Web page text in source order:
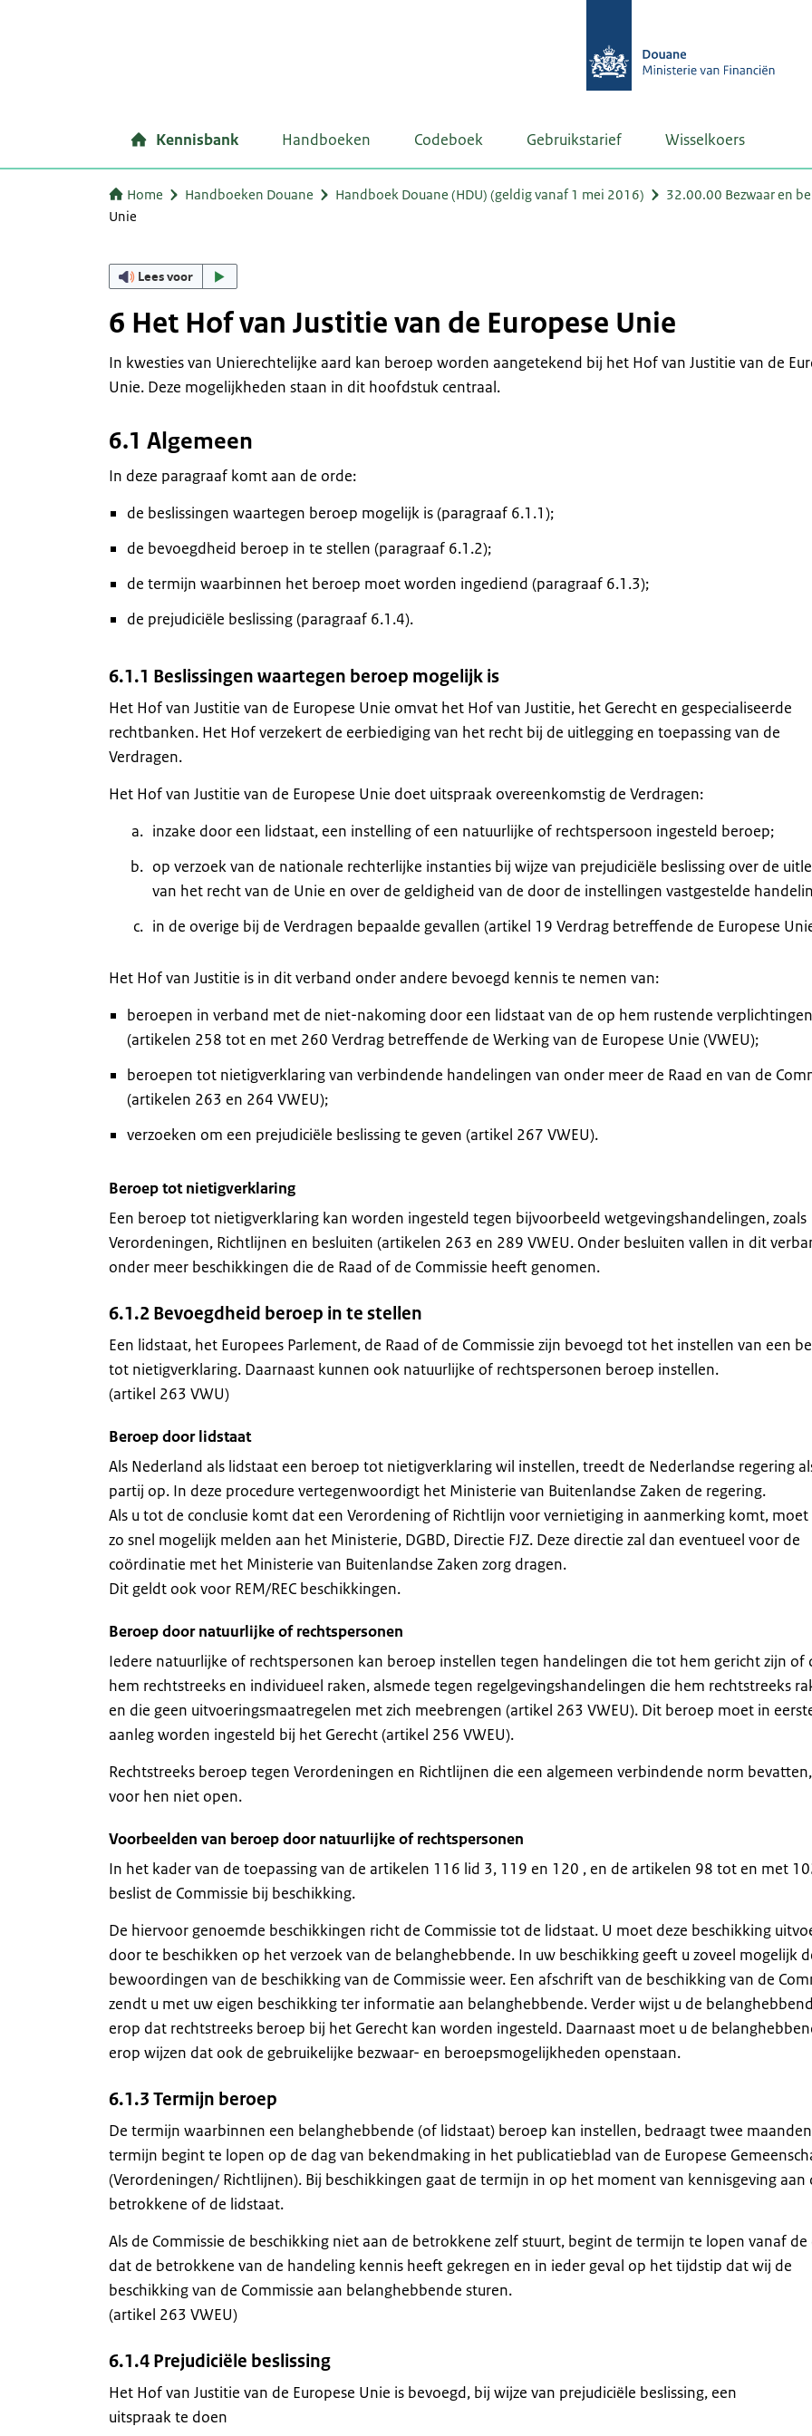
Kennisbank Handboeken Codeboek Gebruikstarief Wisselkoers
Home Handboeken Douane Handboek Douane (HDU) (geldig vanaf 1 mei 2016) 32.00.00 Bezwaar en
Unie
Lees voor
6 Het Hof van Justitie van de Europese Unie
In kwesties van Unierechtelijke aard kan beroep worden aangetekend bij het Hof van Justitie van de
Unie. Deze mogelijkheden staan in dit hoofdstuk centraal.
6.1 Algemeen
In deze paragraaf komt aan de orde:
de beslissingen waartegen beroep mogelijk is (paragraaf 6.1.1);
de bevoegdheid beroep in te stellen (paragraaf 6.1.2);
de termijn waarbinnen het beroep moet worden ingediend (paragraaf 6.1.3);
de prejudiciële beslissing (paragraaf 6.1.4).
6.1.1 Beslissingen waartegen beroep mogelijk is
Het Hof van Justitie van de Europese Unie omvat het Hof van Justitie, het Gerecht en gespecialiseerde
rechtbanken. Het Hof verzekert de eerbiediging van het recht bij de uitlegging en toepassing van de
Verdragen.
Het Hof van Justitie van de Europese Unie doet uitspraak overeenkomstig de Verdragen:
inzake door een lidstaat, een instelling of een natuurlijke of rechtspersoon ingesteld beroep;
op verzoek van de nationale rechterlijke instanties bij wijze van prejudiciële beslissing over de
van het recht van de Unie en over de geldigheid van de door de instellingen vastgestelde
in de overige bij de Verdragen bepaalde gevallen (artikel 19 Verdrag betreffende de Europese
Het Hof van Justitie is in dit verband onder andere bevoegd kennis te nemen van:
beroepen in verband met de niet-nakoming door een lidstaat van de op hem rustende verplichtingen
(artikelen 258 tot en met 260 Verdrag betreffende de Werking van de Europese Unie (VWEU);
beroepen tot nietigverklaring van verbindende handelingen van onder meer de Raad en van de
(artikelen 263 en 264 VWEU);
verzoeken om een prejudiciële beslissing te geven (artikel 267 VWEU).
Beroep tot nietigverklaring
Een beroep tot nietigverklaring kan worden ingesteld tegen bijvoorbeeld wetgevingshandelingen, zoals
Verordeningen, Richtlijnen en besluiten (artikelen 263 en 289 VWEU. Onder besluiten vallen in dit
onder meer beschikkingen die de Raad of de Commissie heeft genomen.
6.1.2 Bevoegdheid beroep in te stellen
Een lidstaat, het Europees Parlement, de Raad of de Commissie zijn bevoegd tot het instellen van een
tot nietigverklaring. Daarnaast kunnen ook natuurlijke of rechtspersonen beroep instellen.
(artikel 263 VWU)
Beroep door lidstaat
Als Nederland als lidstaat een beroep tot nietigverklaring wil instellen, treedt de Nederlandse regering
partij op. In deze procedure vertegenwoordigt het Ministerie van Buitenlandse Zaken de regering.
Als u tot de conclusie komt dat een Verordening of Richtlijn voor vernietiging in aanmerking komt,
zo snel mogelijk melden aan het Ministerie, DGBD, Directie FJZ. Deze directie zal dan eventueel voor de
coördinatie met het Ministerie van Buitenlandse Zaken zorg dragen.
Dit geldt ook voor REM/REC beschikkingen.
Beroep door natuurlijke of rechtspersonen
Iedere natuurlijke of rechtspersonen kan beroep instellen tegen handelingen die tot hem gericht zijn of
hem rechtstreeks en individueel raken, alsmede tegen regelgevingshandelingen die hem rechtstreeks
en die geen uitvoeringsmaatregelen met zich meebrengen (artikel 263 VWEU). Dit beroep moet in
aanleg worden ingesteld bij het Gerecht (artikel 256 VWEU).
Rechtstreeks beroep tegen Verordeningen en Richtlijnen die een algemeen verbindende norm
voor hen niet open.
Voorbeelden van beroep door natuurlijke of rechtspersonen
In het kader van de toepassing van de artikelen 116 lid 3, 119 en 120 , en de artikelen 98 tot en met
beslist de Commissie bij beschikking.
De hiervoor genoemde beschikkingen richt de Commissie tot de lidstaat. U moet deze beschikking
door te beschikken op het verzoek van de belanghebbende. In uw beschikking geeft u zoveel mogelijk
bewoordingen van de beschikking van de Commissie weer. Een afschrift van de beschikking van de
zendt u met uw eigen beschikking ter informatie aan belanghebbende. Verder wijst u de
erop dat rechtstreeks beroep bij het Gerecht kan worden ingesteld. Daarnaast moet u de
erop wijzen dat ook de gebruikelijke bezwaar- en beroepsmogelijkheden openstaan.
6.1.3 Termijn beroep
De termijn waarbinnen een belanghebbende (of lidstaat) beroep kan instellen, bedraagt twee
termijn begint te lopen op de dag van bekendmaking in het publicatieblad van de Europese
(Verordeningen/ Richtlijnen). Bij beschikkingen gaat de termijn in op het moment van kennisgeving aan
betrokkene of de lidstaat.
Als de Commissie de beschikking niet aan de betrokkene zelf stuurt, begint de termijn te lopen vanaf de
dat de betrokkene van de handeling kennis heeft gekregen en in ieder geval op het tijdstip dat wij de
beschikking van de Commissie aan belanghebbende sturen.
(artikel 263 VWEU)
6.1.4 Prejudiciële beslissing
Het Hof van Justitie van de Europese Unie is bevoegd, bij wijze van prejudiciële beslissing, een
uitspraak te doen